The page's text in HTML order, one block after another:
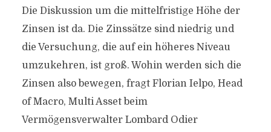
Die Diskussion um die mittelfristige Höhe der
Zinsen ist da. Die Zinssätze sind niedrig und
die Versuchung, die auf ein höheres Niveau
umzukehren, ist groß. Wohin werden sich die
Zinsen also bewegen, fragt Florian Ielpo, Head
of Macro, Multi Asset beim
Vermögensverwalter Lombard Odier